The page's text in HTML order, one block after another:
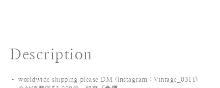
Description
• worldwide shipping please DM (Instagram：Vintage_0311)